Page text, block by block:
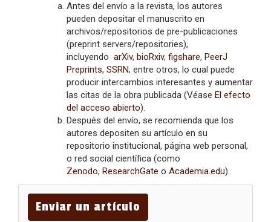
Antes del envío a la revista, los autores
pueden depositar el manuscrito en
archivos/repositorios de pre-publicaciones
(preprint servers/repositories),
incluyendo arXiv, bioRxiv, figshare, PeerJ
Preprints, SSRN, entre otros, lo cual puede
producir intercambios interesantes y aumentar
las citas de la obra publicada (Véase El efecto
del acceso abierto).
Después del envío, se recomienda que los
autores depositen su artículo en su
repositorio institucional, página web personal,
o red social científica (como
Zenodo, ResearchGate o Academia.edu).
Enviar
un
artículo
Enviar un artículo